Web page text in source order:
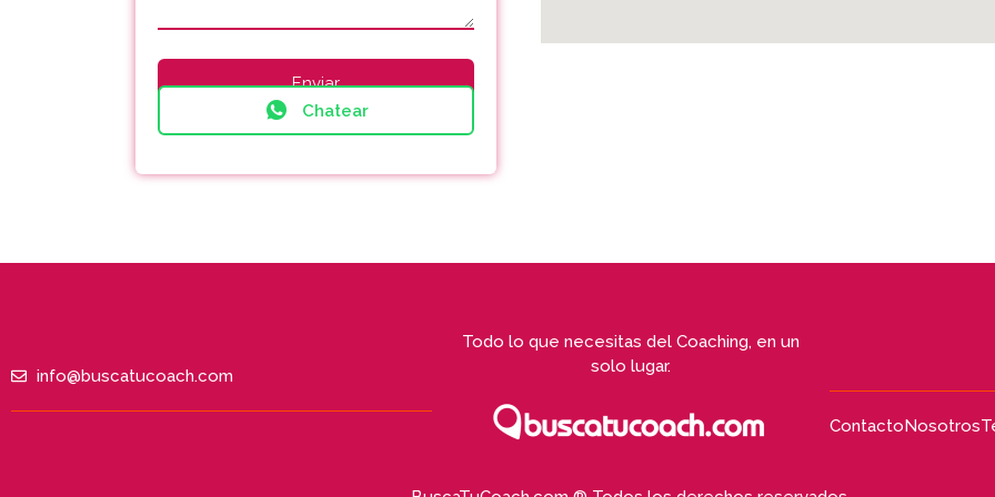
Chatear
info@buscatucoach.com
Todo lo que necesitas del Coaching, en un
solo lugar.
ContactoNosotros